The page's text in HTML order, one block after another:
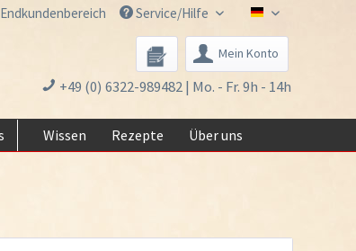
Chili-
Service/Hilfe
Endkundenbereich
Mein Konto
+49 (0) 6322-989482 | Mo. - Fr. 9h - 14h
Wissen Rezepte Über uns